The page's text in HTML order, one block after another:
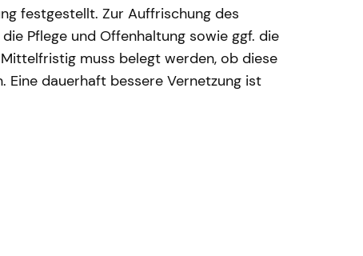
festgestellt. Zur Auffrischung des
Pflege und Offenhaltung sowie ggf. die
muss belegt werden, ob diese
Eine dauerhaft bessere Vernetzung ist